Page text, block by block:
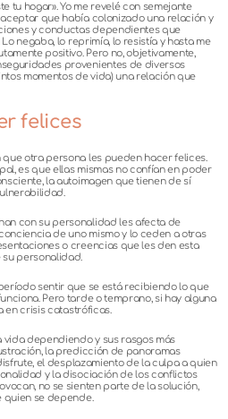
tu hogar». Yo me revelé con semejante
que había colonizado una relación y
y conductas dependientes que
negaba, lo reprimía, lo resistía y hasta me
positivo. Pero no, objetivamente,
provenientes de diversos
momentos de vida) una relación que
felices
otra persona les pueden hacer felices.
es que ellas mismas no confían en poder
la autoimagen que tienen de sí
con su personalidad les afecta de
de uno mismo y lo ceden a otras
o creencias que les den esta
personalidad.
sentir que se está recibiendo lo que
Pero tarde o temprano, si hay alguna
en crisis catastróficas.
dependiendo y sus rasgos más
la predicción de panoramas
el desplazamiento de la culpa a quien
y la disociación de los conflictos
no se sienten parte de la solución,
quien se depende.